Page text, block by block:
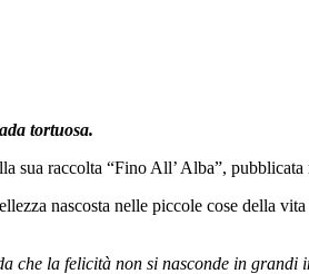
tortuosa.
sua raccolta “Fino All’ Alba”,
nascosta nelle piccole cose della
che la felicità non si nasconde in grandi